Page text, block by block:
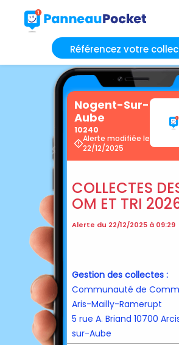
Référencez votre
Nogent-Sur-
Aube
10240
Alerte modifiée le
22/12/2025
COLLECTES
OM ET TRI
Alerte du 22/12/2025 à 09:29
Gestion des collectes :
Communauté de
Aris-Mailly-Ramerupt
5 rue A. Briand 10700
sur-Aube